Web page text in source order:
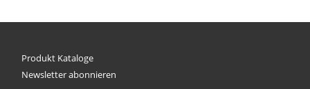
Produkt Kataloge
Newsletter abonnieren